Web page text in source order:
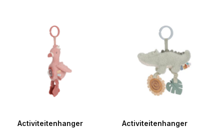
Activiteitenhanger
Activiteitenhanger